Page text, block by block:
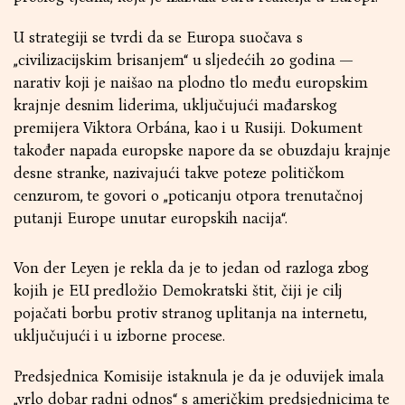
U strategiji se tvrdi da se Europa suočava s
„civilizacijskim brisanjem“ u sljedećih 20 godina —
narativ koji je naišao na plodno tlo među europskim
krajnje desnim liderima, uključujući mađarskog
premijera Viktora Orbána, kao i u Rusiji. Dokument
također napada europske napore da se obuzdaju krajnje
desne stranke, nazivajući takve poteze političkom
cenzurom, te govori o „poticanju otpora trenutačnoj
putanji Europe unutar europskih nacija“.
Von der Leyen je rekla da je to jedan od razloga zbog
kojih je EU predložio Demokratski štit, čiji je cilj
pojačati borbu protiv stranog uplitanja na internetu,
uključujući i u izborne procese.
Predsjednica Komisije istaknula je da je oduvijek imala
„vrlo dobar radni odnos“ s američkim predsjednicima te